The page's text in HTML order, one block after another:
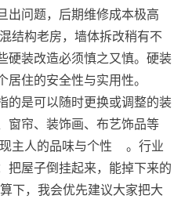
出问题，后期维修成本极高
结构老房，墙体拆改稍有不
硬装改造必须慎之又慎。硬装
居住的安全性与实用性。
的是可以随时更换或调整的装
窗帘、装饰画、布艺饰品等
主人的品味与个性
。行业
把屋子倒挂起来，能掉下来的
下，我会优先建议大家把大